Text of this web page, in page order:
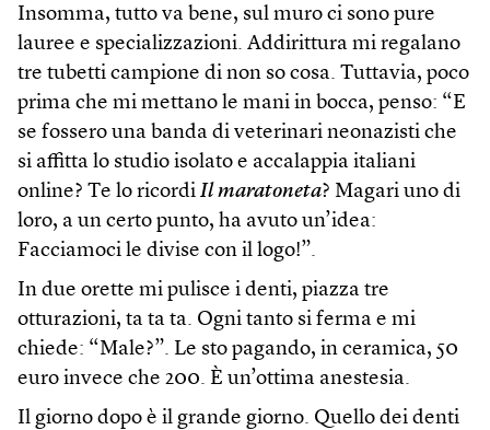
Insomma, tutto va bene, sul muro ci sono pure
lauree e specializzazioni. Addirittura mi regalano
tre tubetti campione di non so cosa. Tuttavia, poco
prima che mi mettano le mani in bocca, penso: “E
se fossero una banda di veterinari neonazisti che
si affitta lo studio isolato e accalappia italiani
online? Te lo ricordi Il maratoneta? Magari uno di
loro, a un certo punto, ha avuto un’idea:
Facciamoci le divise con il logo!”.
In due orette mi pulisce i denti, piazza tre
otturazioni, ta ta ta. Ogni tanto si ferma e mi
chiede: “Male?”. Le sto pagando, in ceramica, 50
euro invece che 200. È un’ottima anestesia.
Il giorno dopo è il grande giorno. Quello dei denti